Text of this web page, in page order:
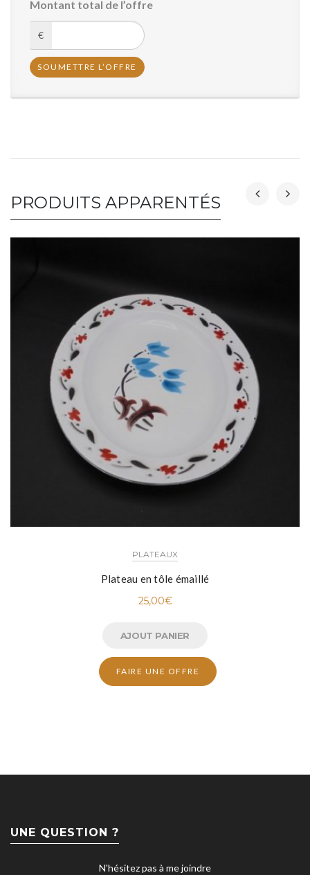
Montant total de l’offre
€
PRODUITS APPARENTÉS
PLATEAUX
Plateau en tôle émaillé
25,00€
AJOUT PANIER
FAIRE UNE OFFRE
UNE QUESTION ?
N'hésitez pas à me joindre